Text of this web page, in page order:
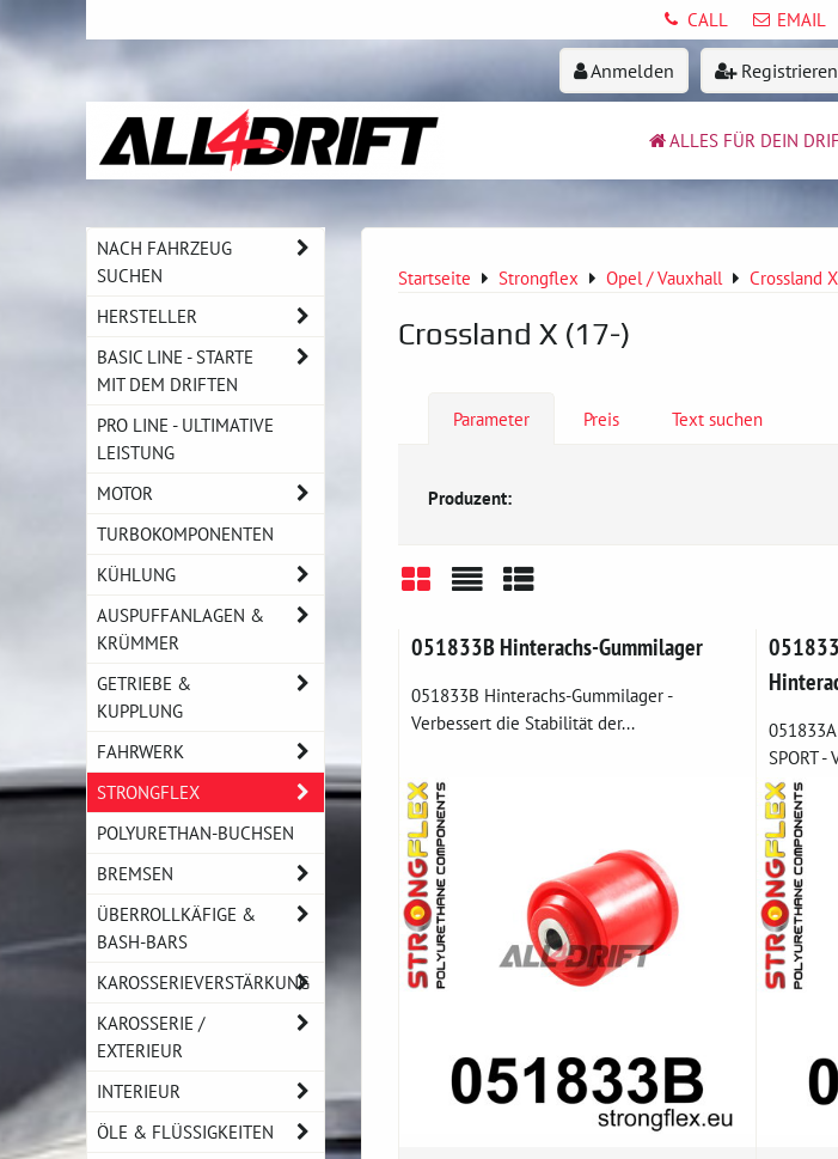
CALL EMAIL
Anmelden Registrieren
ALLES FÜR DEIN
Startseite Strongflex Opel / Vauxhall Crossland
Crossland X (17-)
Parameter Preis Text suchen
Produzent:
051833B Hinterachs-Gummilager
051833B Hinterachs-Gummilager -
Verbessert die Stabilität der...
SPORT -
NACH FAHRZEUG
SUCHEN
HERSTELLER
BASIC LINE - STARTE
MIT DEM DRIFTEN
PRO LINE - ULTIMATIVE
LEISTUNG
MOTOR
TURBOKOMPONENTEN
KÜHLUNG
AUSPUFFANLAGEN &
KRÜMMER
GETRIEBE &
KUPPLUNG
FAHRWERK
STRONGFLEX
POLYURETHAN-BUCHSEN
BREMSEN
ÜBERROLLKÄFIGE &
BASH-BARS
KAROSSERIEVERSTÄRKUNG
KAROSSERIE /
EXTERIEUR
INTERIEUR
ÖLE & FLÜSSIGKEITEN